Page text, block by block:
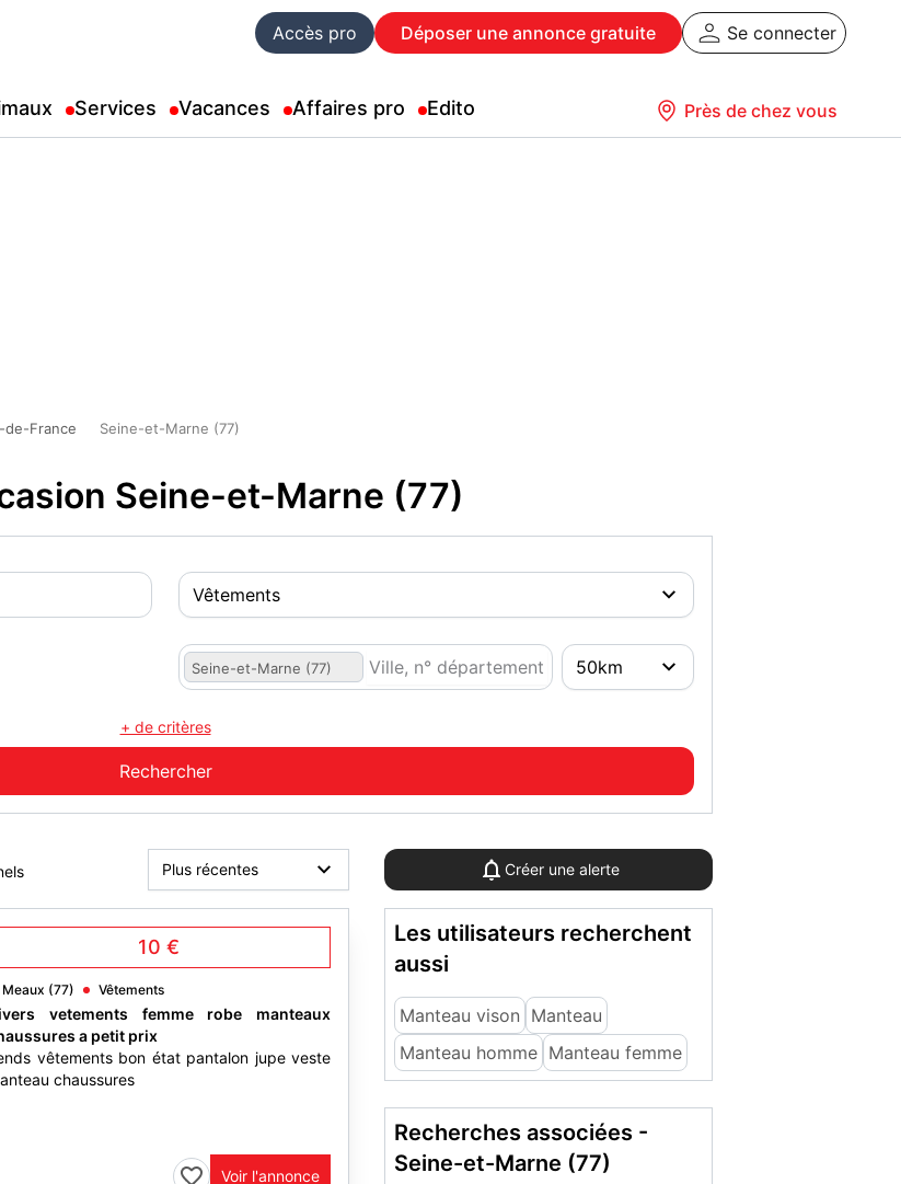
Accès pro Déposer une annonce gratuite Se connecter
Services Vacances Affaires pro Edito Près de chez vous
de-France Seine-et-Marne (77)
Seine-et-Marne (77)
Seine-et-Marne (77)
+ de critères
Créer une alerte
10 €
Meaux (77) Vêtements
vetements femme robe manteaux
a petit prix
vêtements bon état pantalon jupe veste
chaussures
Voir l'annonce
Les utilisateurs recherchent
aussi
Manteau vison Manteau
Manteau homme Manteau femme
Recherches associées -
Seine-et-Marne (77)